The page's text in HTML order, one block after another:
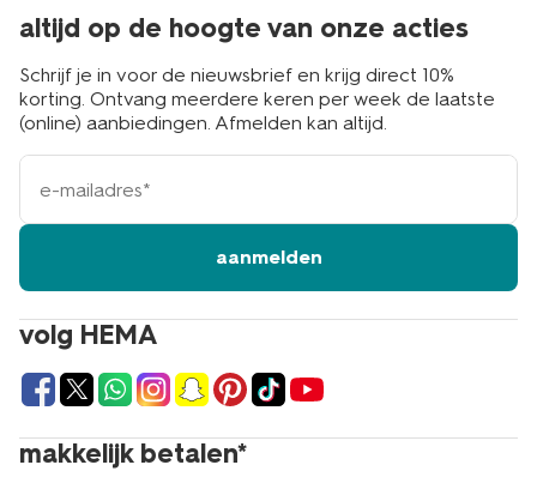
volg HEMA
makkelijk betalen*
altijd op de hoogte van onze acties
Schrijf je in voor de nieuwsbrief en krijg direct 10%
korting. Ontvang meerdere keren per week de laatste
(online) aanbiedingen. Afmelden kan altijd.
e-
mailadres
aanmelden